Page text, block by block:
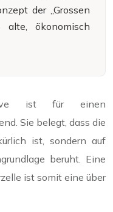
der „Grossen
ökonomisch
ist für einen
Sie belegt, dass die
ist, sondern auf
beruht. Eine
ist somit eine über